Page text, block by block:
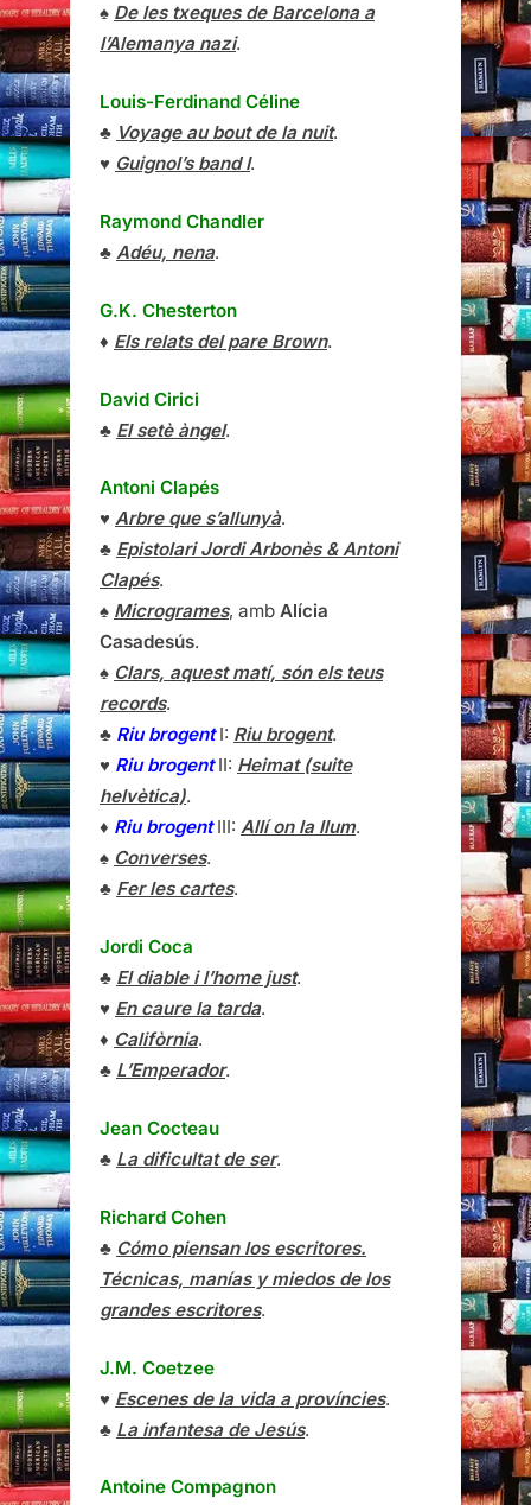
♠ De les txeques de Barcelona a
l’Alemanya nazi.
Louis-Ferdinand Céline
♣ Voyage au bout de la nuit.
♥ Guignol’s band I.
Raymond Chandler
♣ Adéu, nena.
G.K. Chesterton
♦ Els relats del pare Brown.
David Cirici
♣ El setè àngel.
Antoni Clapés
♥ Arbre que s’allunyà.
♣ Epistolari Jordi Arbonès & Antoni
Clapés.
♠ Microgrames, amb Alícia
Casadesús.
♠ Clars, aquest matí, són els teus
records.
♣ Riu brogentI: Riu brogent.
♥ Riu brogentII: Heimat (suite
helvètica).
♦ Riu brogentIII: Allí on la llum.
♠ Converses.
♣ Fer les cartes.
Jordi Coca
♣ El diable i l’home just.
♥ En caure la tarda.
♦ Califòrnia.
♣ L’Emperador.
Jean Cocteau
♣ La dificultat de ser.
Richard Cohen
♣ Cómo piensan los escritores.
Técnicas, manías y miedos de los
grandes escritores.
J.M. Coetzee
♥ Escenes de la vida a províncies.
♣ La infantesa de Jesús.
Antoine Compagnon